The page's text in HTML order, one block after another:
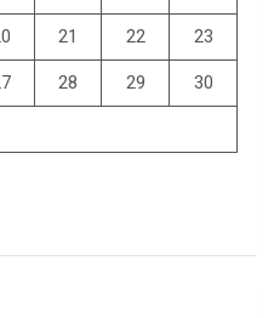
21 22 23
28 29 30